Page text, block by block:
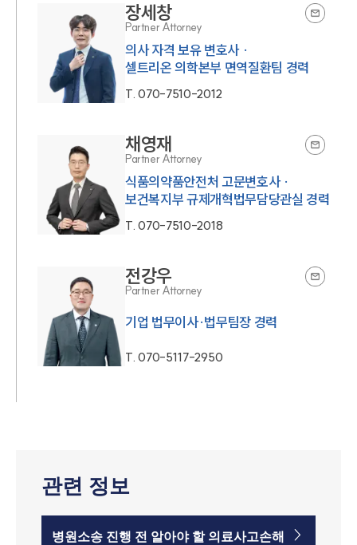
장세창
Partner Attorney
의사 자격 보유 변호사 ·
셀트리온 의학본부 면역질환팀 경력
T.070-7510-2012
채영재
Partner Attorney
식품의약품안전처 고문변호사 ·
보건복지부 규제개혁법무담당관실 경력
T.070-7510-2018
전강우
Partner Attorney
기업 법무이사·법무팀장 경력
T.070-5117-2950
관련 정보
병원소송 진행 전 알아야 할 의료사고손해